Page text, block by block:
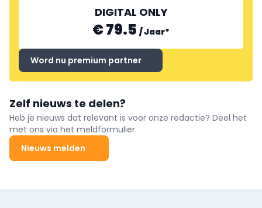
DIGITAL ONLY
€ 79.5 /Jaar*
Word nu premium partner
Zelf nieuws te delen?
Heb je nieuws dat relevant is voor onze redactie? Deel het
met ons via het meldformulier.
Nieuws melden